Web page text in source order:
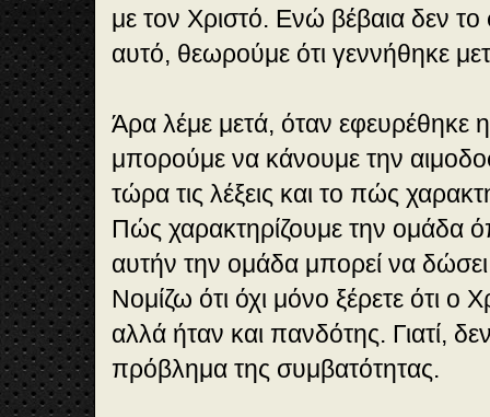
με τον Χριστό. Ενώ βέβαια δεν
αυτό, θεωρούμε ότι γεννήθηκε
Άρα λέμε μετά, όταν εφευρέθηκε
μπορούμε να κάνουμε την
τώρα τις λέξεις και το πώς
Πώς χαρακτηρίζουμε την ομάδα
αυτήν την ομάδα μπορεί να
Νομίζω ότι όχι μόνο ξέρετε ότι ο
αλλά ήταν και πανδότης. Γιατί,
πρόβλημα της συμβατότητας.